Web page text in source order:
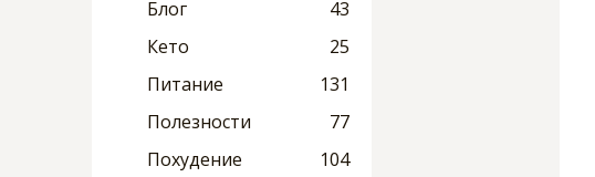
Блог
43
Кето
25
Питание
131
Полезности
77
Похудение
104